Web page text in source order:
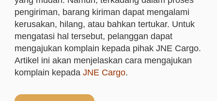
pengiriman, barang kiriman dapat mengalami
kerusakan, hilang, atau bahkan tertukar. Untuk
mengatasi hal tersebut, pelanggan dapat
mengajukan komplain kepada pihak JNE Cargo.
Artikel ini akan menjelaskan cara mengajukan
komplain kepada JNE Cargo.